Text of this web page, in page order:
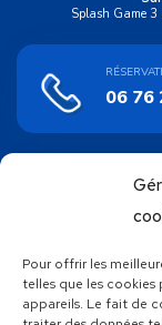
Pour offrir les
telles que les
appareils. Le fait de
Splash Game
06 76
ACHAT
SUIVEZ